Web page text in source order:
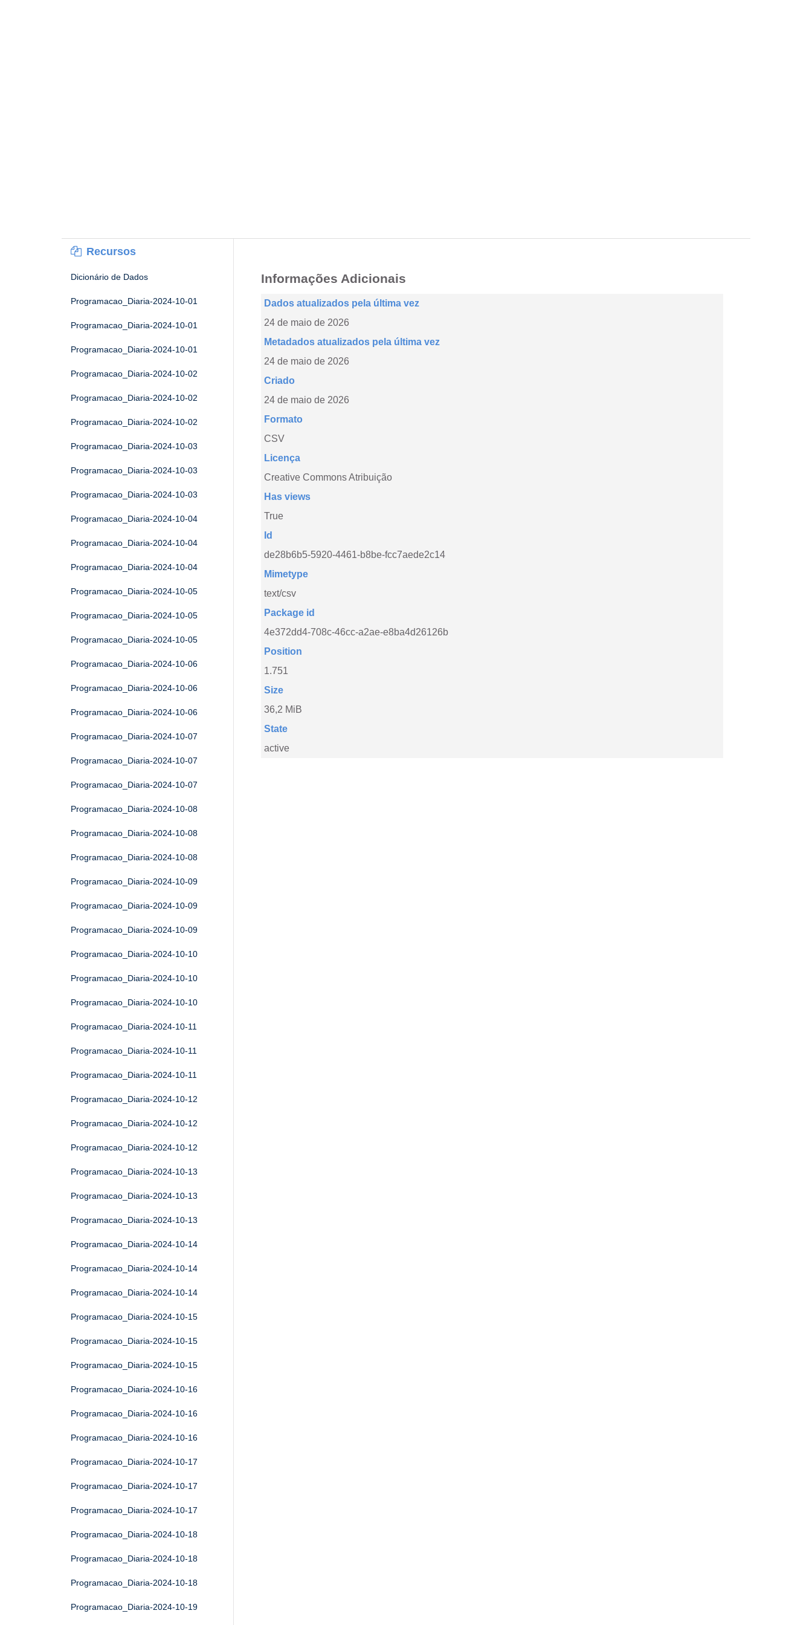
Recursos
Dicionário de Dados
Programacao_Diaria-2024-10-01
Programacao_Diaria-2024-10-01
Programacao_Diaria-2024-10-01
Programacao_Diaria-2024-10-02
Programacao_Diaria-2024-10-02
Programacao_Diaria-2024-10-02
Programacao_Diaria-2024-10-03
Programacao_Diaria-2024-10-03
Programacao_Diaria-2024-10-03
Programacao_Diaria-2024-10-04
Programacao_Diaria-2024-10-04
Programacao_Diaria-2024-10-04
Programacao_Diaria-2024-10-05
Programacao_Diaria-2024-10-05
Programacao_Diaria-2024-10-05
Programacao_Diaria-2024-10-06
Programacao_Diaria-2024-10-06
Programacao_Diaria-2024-10-06
Programacao_Diaria-2024-10-07
Programacao_Diaria-2024-10-07
Programacao_Diaria-2024-10-07
Programacao_Diaria-2024-10-08
Programacao_Diaria-2024-10-08
Programacao_Diaria-2024-10-08
Programacao_Diaria-2024-10-09
Programacao_Diaria-2024-10-09
Programacao_Diaria-2024-10-09
Programacao_Diaria-2024-10-10
Programacao_Diaria-2024-10-10
Programacao_Diaria-2024-10-10
Programacao_Diaria-2024-10-11
Programacao_Diaria-2024-10-11
Programacao_Diaria-2024-10-11
Programacao_Diaria-2024-10-12
Programacao_Diaria-2024-10-12
Programacao_Diaria-2024-10-12
Programacao_Diaria-2024-10-13
Programacao_Diaria-2024-10-13
Programacao_Diaria-2024-10-13
Programacao_Diaria-2024-10-14
Programacao_Diaria-2024-10-14
Programacao_Diaria-2024-10-14
Programacao_Diaria-2024-10-15
Programacao_Diaria-2024-10-15
Programacao_Diaria-2024-10-15
Programacao_Diaria-2024-10-16
Programacao_Diaria-2024-10-16
Programacao_Diaria-2024-10-16
Programacao_Diaria-2024-10-17
Programacao_Diaria-2024-10-17
Programacao_Diaria-2024-10-17
Programacao_Diaria-2024-10-18
Programacao_Diaria-2024-10-18
Programacao_Diaria-2024-10-18
Programacao_Diaria-2024-10-19
Informações Adicionais
Dados atualizados pela última vez
24 de maio de 2026
Metadados atualizados pela última vez
24 de maio de 2026
Criado
24 de maio de 2026
Formato
CSV
Licença
Creative Commons Atribuição
Has views
True
Id
de28b6b5-5920-4461-b8be-fcc7aede2c14
Mimetype
text/csv
Package id
4e372dd4-708c-46cc-a2ae-e8ba4d26126b
Position
1.751
Size
36,2 MiB
State
active